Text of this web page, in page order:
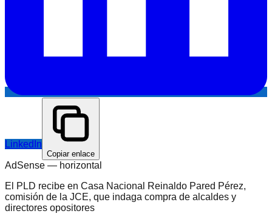
LinkedIn
Copiar enlace
AdSense — horizontal
El PLD recibe en Casa Nacional Reinaldo Pared Pérez,
comisión de la JCE, que indaga compra de alcaldes y
directores opositores